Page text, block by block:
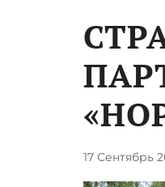
17 Сентябрь